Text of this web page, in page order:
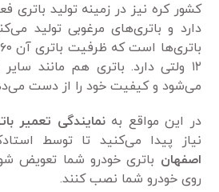
کشور کره نیز در زمینه تولید باتری
دارد و باتری‌های مرغوبی تولید
۱۲ ولتی دارد. باتری هم مانند
می‌شود و کیفیت خود را از دست
در این مواقع بهنمایندگی تعمیر
نیاز پیدا می‌کنید تا توسط
اصفهان باتری خودرو شما تعویض
روی خودرو شما نصب کنند.